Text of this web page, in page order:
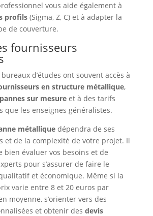
vous aide également à
profils(Sigma, Z, C) et à adapter la
de couverture.
fournisseurs
d’études ont souvent accès à
en structure métallique,
pannes sur mesureet à des tarifs
que les enseignes généralistes.
métalliquedépendra de ses
et de la complexité de votre projet. Il
bien évaluer vos besoins et de
pour s’assurer de faire le
et économique. Même si la
varie entre 8 et 20 euros par
moyenne, s’orienter vers des
et obtenir des devis